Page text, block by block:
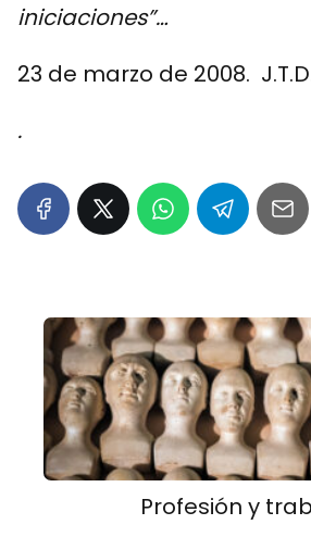
iniciaciones”…
23 de marzo de 2008.
.
Profesión y